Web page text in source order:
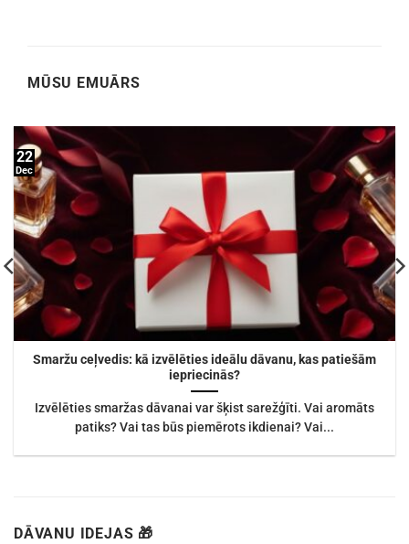
MŪSU EMUĀRS
Smaržu ceļvedis: kā izvēlēties ideālu dāvanu, kas patiešām
iepriecinās?
Izvēlēties smaržas dāvanai var šķist sarežģīti. Vai aromāts
patiks? Vai tas būs piemērots ikdienai? Vai...
22
Dec
DĀVANU IDEJAS 🎁